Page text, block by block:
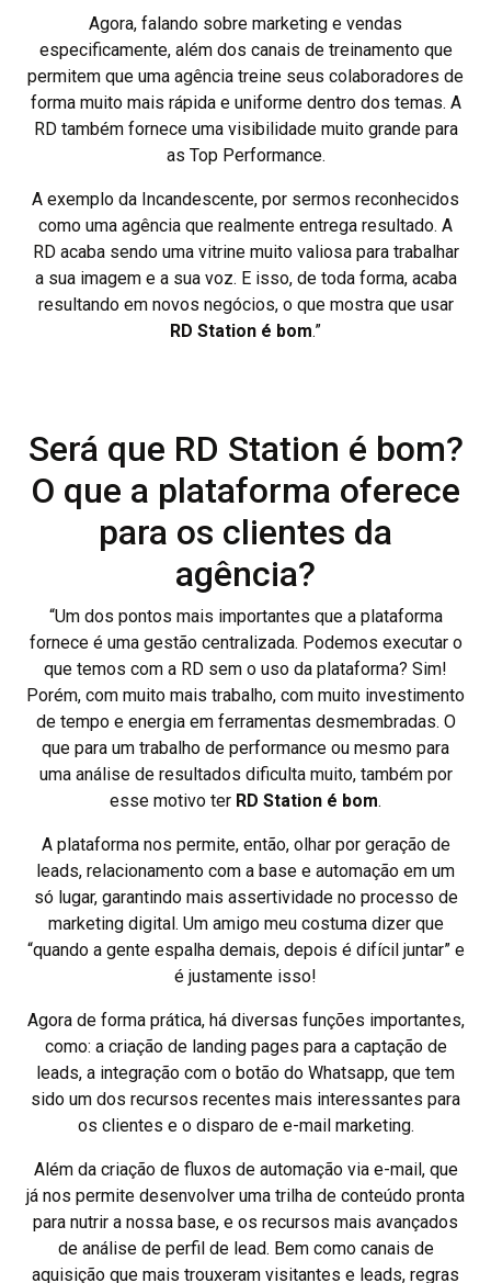
Agora, falando sobre marketing e vendas
especificamente, além dos canais de treinamento que
permitem que uma agência treine seus colaboradores de
forma muito mais rápida e uniforme dentro dos temas. A
RD também fornece uma visibilidade muito grande para
as Top Performance.
A exemplo da Incandescente, por sermos reconhecidos
como uma agência que realmente entrega resultado. A
RD acaba sendo uma vitrine muito valiosa para trabalhar
a sua imagem e a sua voz. E isso, de toda forma, acaba
resultando em novos negócios, o que mostra que usar
RD Station é bom.”
Será que RD Station é bom?
O que a plataforma oferece
para os clientes da
agência?
“Um dos pontos mais importantes que a plataforma
fornece é uma gestão centralizada. Podemos executar o
que temos com a RD sem o uso da plataforma? Sim!
Porém, com muito mais trabalho, com muito investimento
de tempo e energia em ferramentas desmembradas. O
que para um trabalho de performance ou mesmo para
uma análise de resultados dificulta muito, também por
esse motivo ter RD Station é bom.
A plataforma nos permite, então, olhar por geração de
leads, relacionamento com a base e automação em um
só lugar, garantindo mais assertividade no processo de
marketing digital. Um amigo meu costuma dizer que
“quando a gente espalha demais, depois é difícil juntar” e
é justamente isso!
Agora de forma prática, há diversas funções importantes,
como: a criação de landing pages para a captação de
leads, a integração com o botão do Whatsapp, que tem
sido um dos recursos recentes mais interessantes para
os clientes e o disparo de e-mail marketing.
Além da criação de fluxos de automação via e-mail, que
já nos permite desenvolver uma trilha de conteúdo pronta
para nutrir a nossa base, e os recursos mais avançados
de análise de perfil de lead. Bem como canais de
aquisição que mais trouxeram visitantes e leads, regras